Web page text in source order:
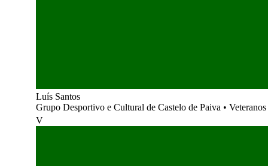
Luís Santos
Grupo Desportivo e Cultural de Castelo de Paiva •
V